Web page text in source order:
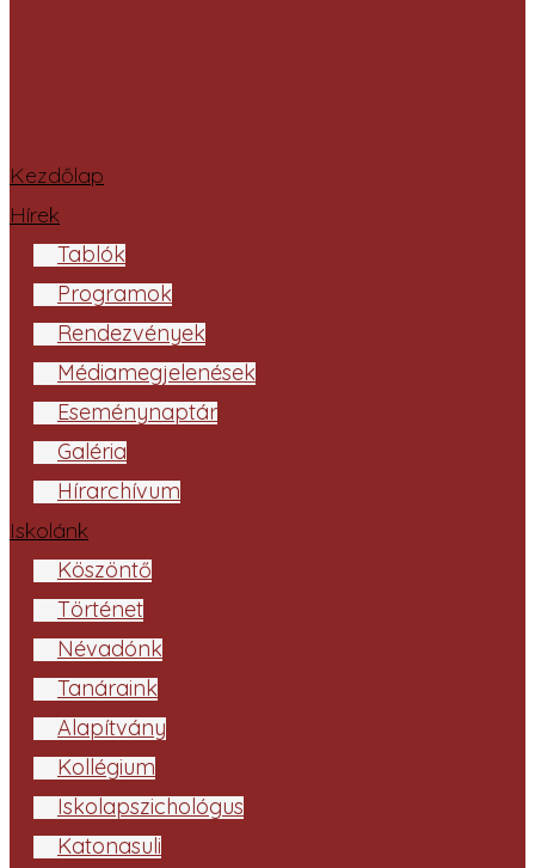
Kezdőlap
Hírek
Tablók
Programok
Rendezvények
Médiamegjelenések
Eseménynaptár
Galéria
Hírarchívum
Iskolánk
Köszöntő
Történet
Névadónk
Tanáraink
Alapítvány
Kollégium
Iskolapszichológus
Katonasuli